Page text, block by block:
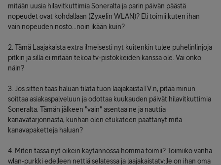
mitään uusia hilavitkuttimia Soneralta ja parin päivän päästä
nopeudet ovat kohdallaan (Zyxelin WLAN)? Eli toimii kuten ihan
vain nopeuden nosto...noin ikään kuin?
2. Tämä Laajakaista extra ilmeisesti nyt kuitenkin tulee puhelinlinjoja
pitkin ja sillä ei mitään tekoa tv-pistokkeiden kanssa ole. Vai onko
näin?
3. Jos sitten taas haluan tilata tuon laajakaistaTV:n, pitää minun
soittaa asiakaspalveluun ja odottaa kuukauden päivät hilavitkuttimia
Soneralta. Tämän jälkeen "vain" asentaa ne ja nauttia
kanavatarjonnasta, kunhan olen etukäteen päättänyt mitä
kanavapaketteja haluan?
4. Miten tässä nyt oikein käytännössä homma toimii? Toimiiko vanha
wlan-purkki edelleen nettiä selatessa ja laajakaistatv:lle on ihan oma